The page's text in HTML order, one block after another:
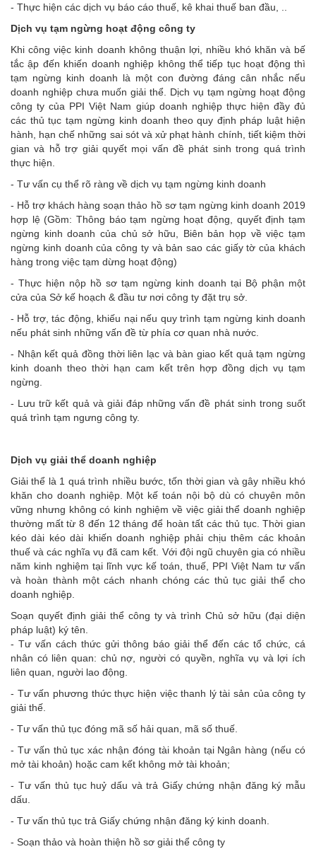
- Thực hiện các dịch vụ báo cáo thuế, kê khai thuế ban đầu, ..
Dịch vụ tạm ngừng hoạt động công ty
Khi công việc kinh doanh không thuận lợi, nhiều khó khăn và bế
tắc ập đến khiến doanh nghiệp không thể tiếp tục hoạt động thì
tạm ngừng kinh doanh là một con đường đáng cân nhắc nếu
doanh nghiệp chưa muốn giải thể. Dịch vụ tạm ngừng hoạt động
công ty của PPI Việt Nam giúp doanh nghiệp thực hiện đầy đủ
các thủ tục tạm ngừng kinh doanh theo quy định pháp luật hiện
hành, hạn chế những sai sót và xử phạt hành chính, tiết kiệm thời
gian và hỗ trợ giải quyết mọi vấn đề phát sinh trong quá trình
thực hiện.
- Tư vấn cụ thể rõ ràng về dịch vụ tạm ngừng kinh doanh
- Hỗ trợ khách hàng soạn thảo hồ sơ tạm ngừng kinh doanh 2019
hợp lệ (Gồm: Thông báo tạm ngừng hoạt động, quyết định tạm
ngừng kinh doanh của chủ sở hữu, Biên bản họp về việc tạm
ngừng kinh doanh của công ty và bản sao các giấy tờ của khách
hàng trong việc tạm dừng hoạt động)
- Thực hiện nộp hồ sơ tạm ngừng kinh doanh tại Bộ phận một
cửa của Sở kế hoạch & đầu tư nơi công ty đặt trụ sở.
- Hỗ trợ, tác động, khiếu nại nếu quy trình tạm ngừng kinh doanh
nếu phát sinh những vấn đề từ phía cơ quan nhà nước.
- Nhận kết quả đồng thời liên lạc và bàn giao kết quả tạm ngừng
kinh doanh theo thời hạn cam kết trên hợp đồng dịch vụ tạm
ngừng.
- Lưu trữ kết quả và giải đáp những vấn đề phát sinh trong suốt
quá trình tạm ngưng công ty.
Dịch vụ giải thể doanh nghiệp
Giải thể là 1 quá trình nhiều bước, tốn thời gian và gây nhiều khó
khăn cho doanh nghiệp. Một kế toán nội bộ dù có chuyên môn
vững nhưng không có kinh nghiệm về việc giải thể doanh nghiệp
thường mất từ 8 đến 12 tháng để hoàn tất các thủ tục. Thời gian
kéo dài kéo dài khiến doanh nghiệp phải chịu thêm các khoản
thuế và các nghĩa vụ đã cam kết. Với đội ngũ chuyên gia có nhiều
năm kinh nghiệm tại lĩnh vực kế toán, thuế, PPI Việt Nam tư vấn
và hoàn thành một cách nhanh chóng các thủ tục giải thể cho
doanh nghiệp.
Soạn quyết định giải thể công ty và trình Chủ sở hữu (đại diện
pháp luật) ký tên.
- Tư vấn cách thức gửi thông báo giải thể đến các tổ chức, cá
nhân có liên quan: chủ nợ, người có quyền, nghĩa vụ và lợi ích
liên quan, người lao động.
- Tư vấn phương thức thực hiện việc thanh lý tài sản của công ty
giải thế.
- Tư vấn thủ tục đóng mã số hải quan, mã số thuế.
- Tư vấn thủ tục xác nhận đóng tài khoản tại Ngân hàng (nếu có
mở tài khoản) hoặc cam kết không mở tài khoản;
- Tư vấn thủ tục huỷ dấu và trả Giấy chứng nhận đăng ký mẫu
dấu.
- Tư vấn thủ tục trả Giấy chứng nhận đăng ký kinh doanh.
- Soạn thảo và hoàn thiện hồ sơ giải thể công ty